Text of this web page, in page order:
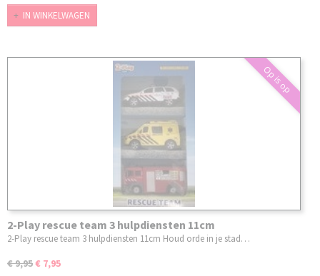
IN WINKELWAGEN
Op is op
2-Play rescue team 3 hulpdiensten 11cm
2-Play rescue team 3 hulpdiensten 11cm Houd orde in je stad…
€ 9,95€ 7,95